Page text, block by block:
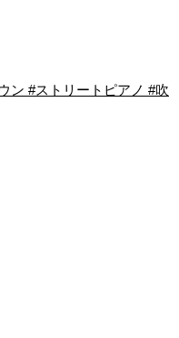
ン #ストリートピアノ #吹